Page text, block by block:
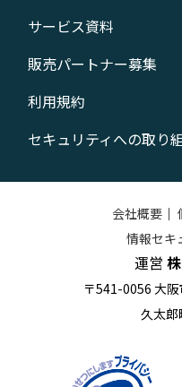
サービス資料
販売パートナー募集
利用規約
セキュリティへの取り
会社概要｜
情報セキ
運営
〒541-0056 大
久太